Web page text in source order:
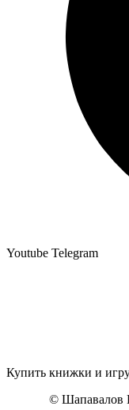
Youtube Telegram
Купить книжки и
© Шапавалов